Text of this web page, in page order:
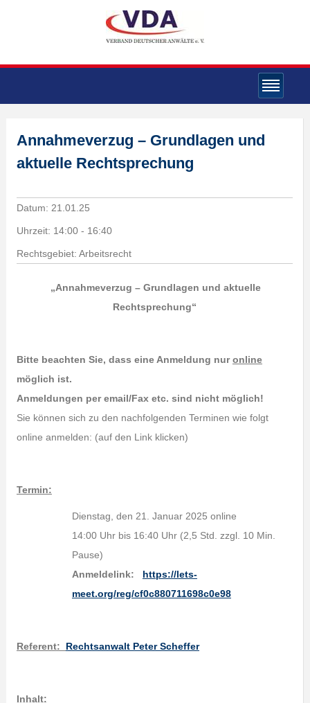
Annahmeverzug – Grundlagen und
aktuelle Rechtsprechung
Datum: 21.01.25
Uhrzeit: 14:00 - 16:40
Rechtsgebiet: Arbeitsrecht
„Annahmeverzug – Grundlagen und aktuelle
Rechtsprechung“
Bitte beachten Sie, dass eine Anmeldung nuronline
möglich ist.
Anmeldungen per email/Fax etc. sind nicht möglich!
Sie können sich zu den nachfolgenden Terminen wie folgt
online anmelden: (auf den Link klicken)
Termin:
Dienstag, den 21. Januar 2025 online
14:00 Uhr bis 16:40 Uhr (2,5 Std. zzgl. 10 Min.
Pause)
Anmeldelink:
https://lets-
meet.org/reg/cf0c880711698c0e98
Referent: Rechtsanwalt Peter Scheffer
Inhalt: